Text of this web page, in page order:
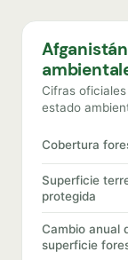
Cifras
estado
Cobertura
Superficie
protegida
Cambio anual
superficie